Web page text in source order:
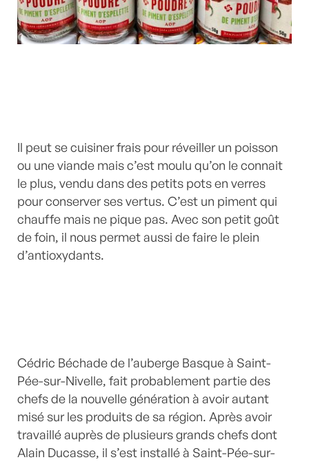
Il peut se cuisiner frais pour réveiller un poisson
ou une viande mais c’est moulu qu’on le connait
le plus, vendu dans des petits pots en verres
pour conserver ses vertus. C’est un piment qui
chauffe mais ne pique pas. Avec son petit goût
de foin, il nous permet aussi de faire le plein
d’antioxydants.
Cédric Béchade de l’auberge Basque à Saint-
Pée-sur-Nivelle, fait probablement partie des
chefs de la nouvelle génération à avoir autant
misé sur les produits de sa région. Après avoir
travaillé auprès de plusieurs grands chefs dont
Alain Ducasse, il s’est installé à Saint-Pée-sur-